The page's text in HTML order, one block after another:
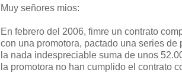
Muy señores mios:
En febrero del 2006, fimre un contrato
con una promotora, pactado una series
la nada indespreciable suma de unos
la promotora no han cumplido el contrato